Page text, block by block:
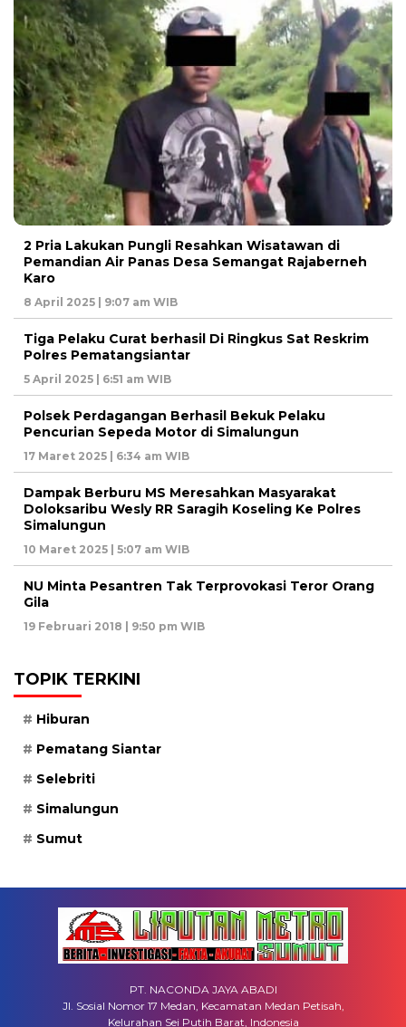
2 Pria Lakukan Pungli Resahkan Wisatawan di
Pemandian Air Panas Desa Semangat Rajaberneh
Karo
8 April 2025 | 9:07 am WIB
Tiga Pelaku Curat berhasil Di Ringkus Sat Reskrim
Polres Pematangsiantar
5 April 2025 | 6:51 am WIB
Polsek Perdagangan Berhasil Bekuk Pelaku
Pencurian Sepeda Motor di Simalungun
17 Maret 2025 | 6:34 am WIB
Dampak Berburu MS Meresahkan Masyarakat
Doloksaribu Wesly RR Saragih Koseling Ke Polres
Simalungun
10 Maret 2025 | 5:07 am WIB
NU Minta Pesantren Tak Terprovokasi Teror Orang
Gila
19 Februari 2018 | 9:50 pm WIB
TOPIK TERKINI
Hiburan
Pematang Siantar
Selebriti
Simalungun
Sumut
PT. NACONDA JAYA ABADI
Jl. Sosial Nomor 17 Medan, Kecamatan Medan Petisah,
Kelurahan Sei Putih Barat, Indonesia